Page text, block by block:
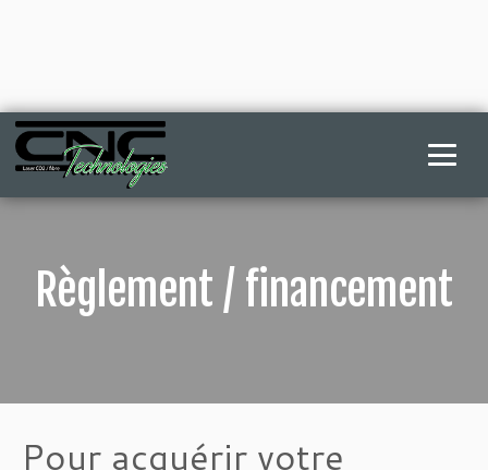
Skip
content
Règlement / financement
Pour acquérir votre